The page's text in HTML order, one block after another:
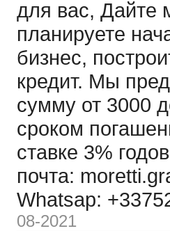
для вас, Дайте
планируете
бизнес,
кредит. Мы
сумму от 3000
сроком
ставке 3%
почта:
Whatsap:
08-2021